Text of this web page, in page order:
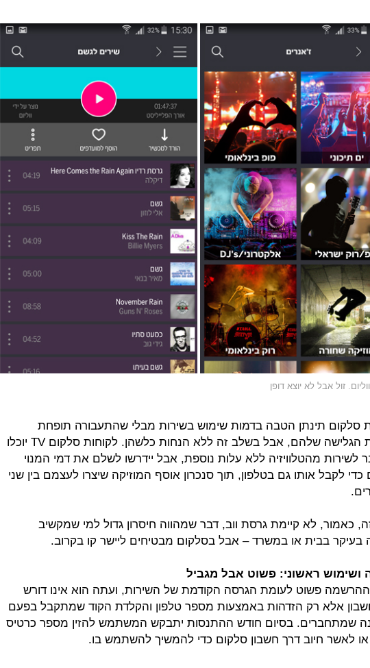
זול אבל לא יוצא דופן
סלקום תינתן הטבה בדמות שימוש בשירות מבלי שהתעבורה תופחת
מחבילת הגלישה שלהם, אבל בשלב זה ללא הנחות כלשהן. לקוחות סלקום TV יוכלו
לשירות מהטלוויזיה ללא עלות נוספת, אבל יידרשו לשלם את דמי המנוי
כדי לקבל אותו גם בטלפון, תוך סנכרון אוסף המוזיקה שיצרו לעצמם בין שני
כאמור, לא קיימת גרסת ווב, דבר שמהווה חיסרון גדול למי שמקשיב
בעיקר בבית או במשרד – אבל בסלקום מבטיחים ליישר קו בקרוב.
ושימוש ראשוני: פשוט אבל מגביל
פשוט לעומת הגרסה הקודמת של השירות, ועתה הוא אינו דורש
אלא רק הזדהות באמצעות מספר טלפון והקלדת הקוד שמתקבל בפעם
שמתחברים. בסיום חודש ההתנסות יתבקש המשתמש להזין מספר כרטיס
לאשר חיוב דרך חשבון סלקום כדי להמשיך להשתמש בו.